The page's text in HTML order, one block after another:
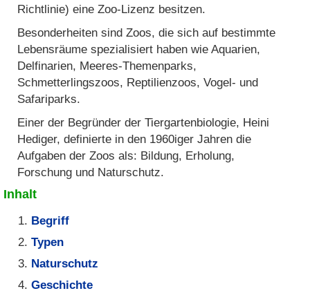
Richtlinie) eine Zoo-Lizenz besitzen.
Besonderheiten sind Zoos, die sich auf bestimmte
Lebensräume spezialisiert haben wie Aquarien,
Delfinarien, Meeres-Themenparks,
Schmetterlingszoos, Reptilienzoos, Vogel- und
Safariparks.
Einer der Begründer der Tiergartenbiologie, Heini
Hediger, definierte in den 1960iger Jahren die
Aufgaben der Zoos als: Bildung, Erholung,
Forschung und Naturschutz.
Inhalt
Begriff
Typen
Naturschutz
Geschichte